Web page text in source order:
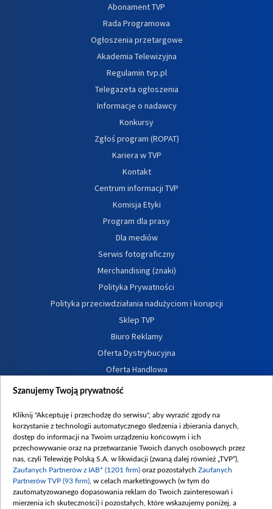
Abonament TVP
Rada Programowa
Ogłoszenia przetargowe
Akademia Telewizyjna
Regulamin tvp.pl
Telegazeta ogłoszenia
Informacje o nadawcy
Konkursy
Zgłoś program (ROPAT)
Kariera w TVP
Kontakt
Centrum informacji TVP
Komisja Etyki
Program dla prasy
Dla mediów
Serwis fotograficzny
Merchandising (znaki)
Polityka Prywatności
Polityka przeciwdziałania nadużyciom i korupcji
Sklep TVP
Biuro Reklamy
Oferta Dystrybucyjna
Oferta Handlowa
Dostępność
Procedura zgłoszeń wewnętrznych
Szanujemy Twoją prywatność
Kliknij "Akceptuję i przechodzę do serwisu", aby wyrazić zgody na
korzystanie z technologii automatycznego śledzenia i zbierania danych,
dostęp do informacji na Twoim urządzeniu końcowym i ich
przechowywanie oraz na przetwarzanie Twoich danych osobowych przez
nas, czyli Telewizję Polską S.A. w likwidacji (zwaną dalej również „TVP”),
Zaufanych Partnerów z IAB* (1201 firm) oraz pozostałych Zaufanych
Partnerów TVP (93 firm) , w celach marketingowych (w tym do
zautomatyzowanego dopasowania reklam do Twoich zainteresowań i
mierzenia ich skuteczności) i pozostałych, które wskazujemy poniżej, a